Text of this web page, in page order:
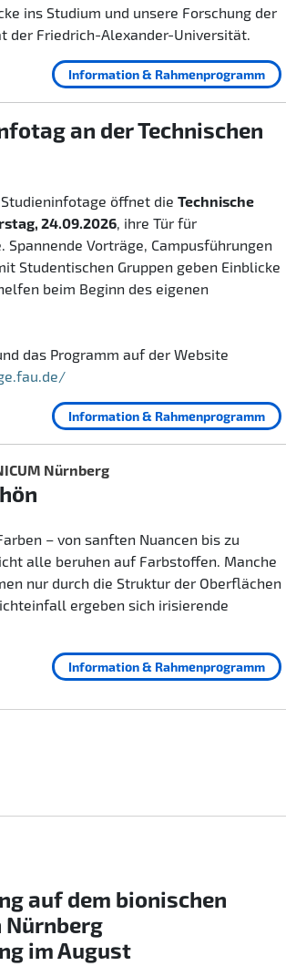
ins Studium und unsere Forschung der
der Friedrich-Alexander-Universität.
Information & Rahmenprogramm
an der Technischen
Studieninfotage öffnet die Technische
24.09.2026, ihre Tür für
Spannende Vorträge, Campusführungen
Studentischen Gruppen geben Einblicke
beim Beginn des eigenen
das Programm auf der Website
Information & Rahmenprogramm
Nürnberg
– von sanften Nuancen bis zu
alle beruhen auf Farbstoffen. Manche
nur durch die Struktur der Oberflächen
ergeben sich irisierende
Information & Rahmenprogramm
auf dem bionischen
Nürnberg
im August